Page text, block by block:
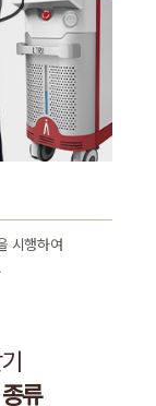
시행하여
류